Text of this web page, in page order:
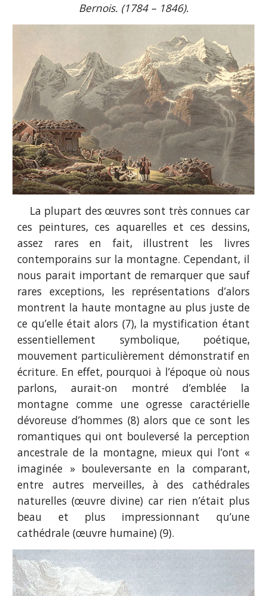
Bernois. (1784 – 1846).
La plupart des œuvres sont très connues car
ces peintures, ces aquarelles et ces dessins,
assez rares en fait, illustrent les livres
contemporains sur la montagne. Cependant, il
nous parait important de remarquer que sauf
rares exceptions, les représentations d’alors
montrent la haute montagne au plus juste de
ce qu’elle était alors (7), la mystification étant
essentiellement symbolique, poétique,
mouvement particulièrement démonstratif en
écriture. En effet, pourquoi à l’époque où nous
parlons, aurait-on montré d’emblée la
montagne comme une ogresse caractérielle
dévoreuse d’hommes (8) alors que ce sont les
romantiques qui ont bouleversé la perception
ancestrale de la montagne, mieux qui l’ont «
imaginée » bouleversante en la comparant,
entre autres merveilles, à des cathédrales
naturelles (œuvre divine) car rien n’était plus
beau et plus impressionnant qu’une
cathédrale (œuvre humaine) (9).